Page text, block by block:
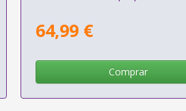
64,99 €
Comprar